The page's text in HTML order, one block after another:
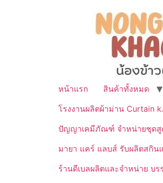
หน้าแรก สินค้าทั้งหมด
โรงงานผลิตผ้าม่าน Curtain
ปัญญาเคมีภัณฑ์ จำหน่ายชุดสูต
มายา แคร์ แลบส์ รับผลิตสกิน
ร้านดีเบลผลิตและจำหน่าย บ